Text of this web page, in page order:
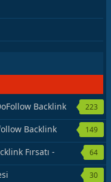
Backlink
223
Backlink
149
Fırsatı -
64
30